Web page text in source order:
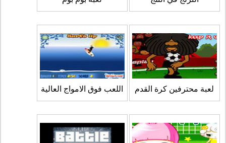
لعبة محترفين كرة القدم اللعب فوق الامواج العالية